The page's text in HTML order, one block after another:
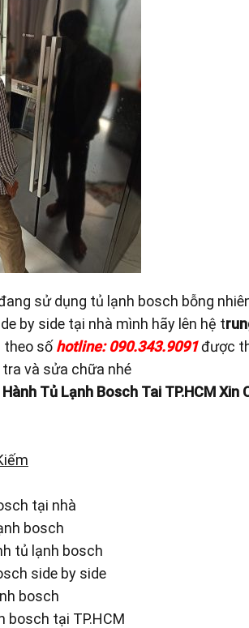
sử dụng tủ lạnh bosch bỗng
by side tại nhà mình hãy lên hệ t
theo số hotline: 090.343.9091được
và sửa chữa nhé
Tủ Lạnh Bosch Tai TP.HCM Xin
tại nhà
bosch
tủ lạnh bosch
side by side
bosch
bosch tại TP.HCM